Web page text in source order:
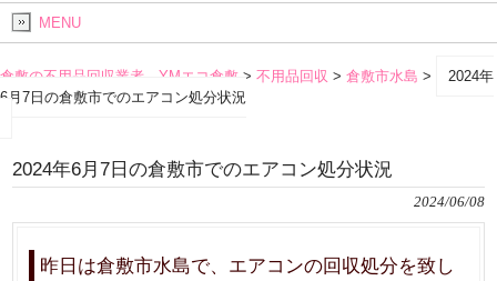
MENU
倉敷の不用品回収業者 YMエコ倉敷 > 不用品回収 > 倉敷市水島 >
2024年
6月7日の倉敷市でのエアコン処分状況
2024年6月7日の倉敷市でのエアコン処分状況
2024/06/08
昨日は倉敷市水島で、エアコンの回収処分を致し